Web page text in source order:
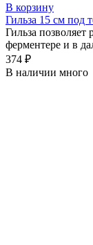
В корзину
Гильза 15 см под
Гильза позволяет
ферментере и в
374 ₽
В наличии много